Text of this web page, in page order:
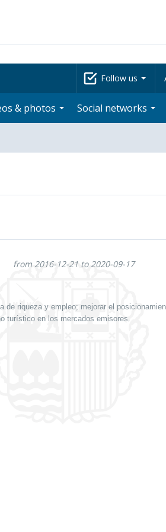
Follow us
& photos Social networks
from 2016-12-21 to 2020-09-17
de riqueza y empleo; mejorar el
turístico en los mercados emisores.